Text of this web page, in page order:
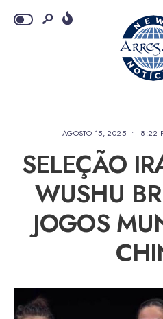
AGOSTO 15, 2025 • 8:22
SELEÇÃO
WUSHU
JOGOS